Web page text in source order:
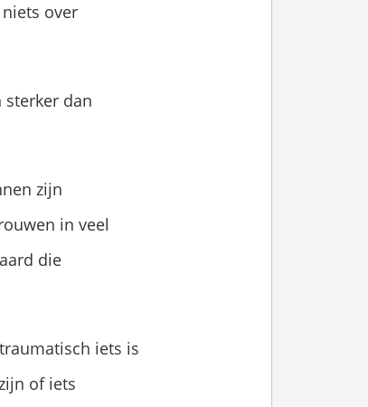
over
dan
zijn
in veel
die
iets is
of iets